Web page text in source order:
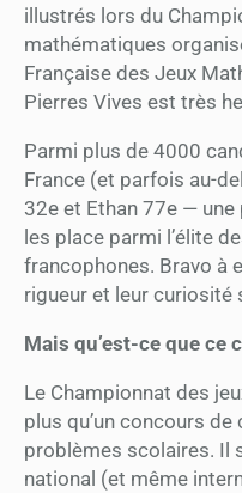
illustrés lors du
mathématiques
Française des Jeux
Pierres Vives est très
Parmi plus de 4000
France (et parfois au-
32e et Ethan 77e —
les place parmi l’élite
francophones. Bravo à
rigueur et leur curiosité
Mais qu’est-ce que ce
Le Championnat des
plus qu’un concours
problèmes scolaires. Il
national (et même